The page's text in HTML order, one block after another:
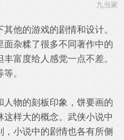
九当家
他的游戏的剧情和设计。
面杂糅了很多不同著作中的
富度给人感觉一点不差。
。
物的刻板印象，饼要画的
样大的概念。武侠小说中
小说中的剧情也各有所侧